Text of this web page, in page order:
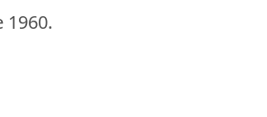
1960.